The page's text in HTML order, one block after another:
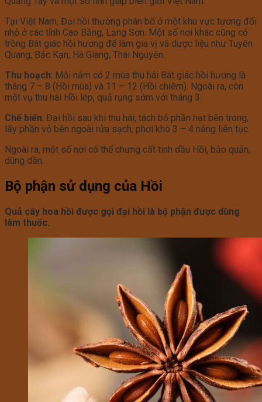
Tại Việt Nam, Đại hồi thường phân bố ở một khu vực tương đối
nhỏ ở các tỉnh Cao Bằng, Lạng Sơn. Một số nơi khác cũng có
trồng Bát giác hồi hương để làm gia vị và dược liệu như Tuyên
Quang, Bắc Kạn, Hà Giang, Thái Nguyên.
Thu hoạch: Mỗi năm có 2 mùa thu hái Bát giác hồi hương là
tháng 7 – 8 (Hồi mùa) và 11 – 12 (Hồi chiêm). Ngoài ra, còn
một vụ thu hái Hồi lép, quả rụng sớm với tháng 3.
Chế biến: Đại hồi sau khi thu hái, tách bỏ phần hạt bên trong,
lấy phần vỏ bên ngoài rửa sạch, phơi khô 3 – 4 nắng liên tục.
Ngoài ra, một số nơi có thể chưng cất tinh dầu Hồi, bảo quản,
dùng dần.
Bộ phận sử dụng của Hồi
Quả cây hoa hồi được gọi đại hồi là bộ phận được dùng
làm thuốc.